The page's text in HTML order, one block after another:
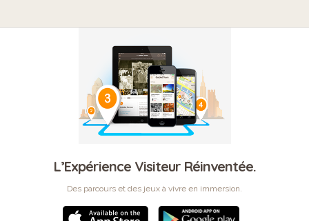
L’Expérience Visiteur Réinventée.
Des parcours et des jeux à vivre en immersion.